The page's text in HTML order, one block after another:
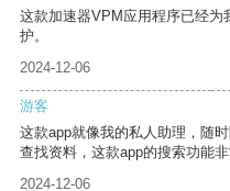
这款加速器VPM应用程序已经
护。
2024-12-06
游客
这款app就像我的私人助理，随
查找资料，这款app的搜索功能
2024-12-06